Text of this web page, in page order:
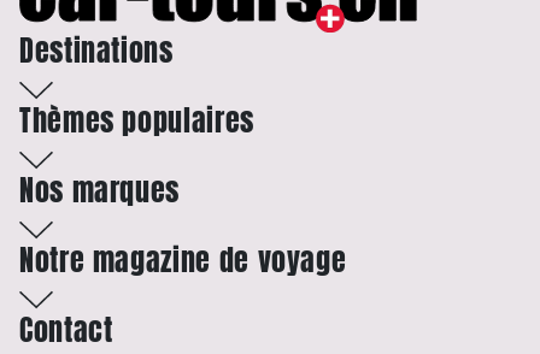
Destinations
Thèmes populaires
Nos marques
Notre magazine de voyage
Contact